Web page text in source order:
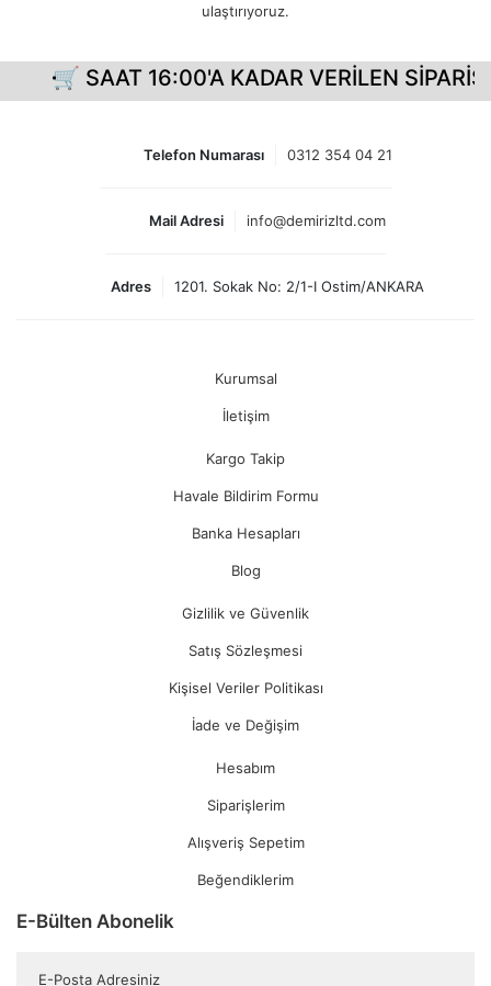
ulaştırıyoruz.
SAAT 16:00'A KADAR VERİLEN
Telefon Numarası 0312 354 04 21
Mail Adresi info@demirizltd.com
Adres 1201. Sokak No: 2/1-I Ostim/ANKARA
Kurumsal
İletişim
Kargo Takip
Havale Bildirim Formu
Banka Hesapları
Blog
Gizlilik ve Güvenlik
Satış Sözleşmesi
Kişisel Veriler Politikası
İade ve Değişim
Hesabım
Siparişlerim
Alışveriş Sepetim
Beğendiklerim
E-Bülten Abonelik